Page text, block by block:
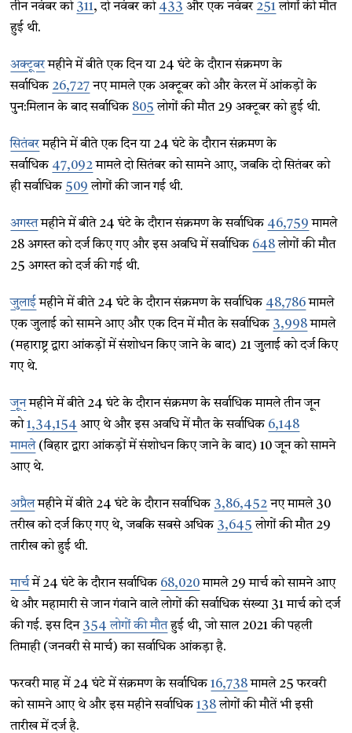
तीन नवंबर को 311, दो नवंबर को 433 और एक नवंबर 251लोगों की मौत
हुई थी.
अक्टूबरमहीने में बीते एक दिन या 24 घंटे के दौरान संक्रमण के
सर्वाधिक 26,727 नए मामले एक अक्टूबर को और केरल में आंकड़ों के
पुन:मिलान के बाद सर्वाधिक 805 लोगों की मौत 29 अक्टूबर को हुई थी.
सितंबरमहीने में बीते एक दिन या 24 घंटे के दौरान संक्रमण के
सर्वाधिक 47,092मामले दो सितंबर को सामने आए, जबकि दो सितंबर को
ही सर्वाधिक 509 लोगों की जान गई थी.
अगस्तमहीने में बीते 24 घंटे के दौरान संक्रमण के सर्वाधिक 46,759 मामले
28 अगस्त को दर्ज किए गए और इस अवधि में सर्वाधिक 648लोगों की मौत
25 अगस्त को दर्ज की गई थी.
जुलाईमहीने में बीते 24 घंटे के दौरान संक्रमण के सर्वाधिक 48,786मामले
एक जुलाई को सामने आए और एक दिन में मौत के सर्वाधिक 3,998मामले
(महाराष्ट्र द्वारा आंकड़ों में संशोधन किए जाने के बाद) 21 जुलाई को दर्ज किए
गए थे.
जूनमहीने में बीते 24 घंटे के दौरान संक्रमण के सर्वाधिक मामले तीन जून
को1,34,154 आए थे और इस अवधि में मौत के सर्वाधिक 6,148
मामले(बिहार द्वारा आंकड़ों में संशोधन किए जाने के बाद) 10 जून को सामने
आए थे.
अप्रैलमहीने में बीते 24 घंटे के दौरान सर्वाधिक 3,86,452 नए मामले 30
तरीख को दर्ज किए गए थे, जबकि सबसे अधिक 3,645 लोगों की मौत 29
तारीख को हुई थी.
मार्चमें 24 घंटे के दौरान सर्वाधिक 68,020मामले 29 मार्च को सामने आए
थे और महामारी से जान गंवाने वाले लोगों की सर्वाधिक संख्या 31 मार्च को दर्ज
की गई. इस दिन 354 लोगों की मौतहुई थी, जो साल 2021 की पहली
तिमाही (जनवरी से मार्च) का सर्वाधिक आंकड़ा है.
फरवरी माह में 24 घंटे में संक्रमण के सर्वाधिक16,738मामले 25 फरवरी
को सामने आए थे और इस महीने सर्वाधिक138लोगों की मौतें भी इसी
तारीख में दर्ज है.